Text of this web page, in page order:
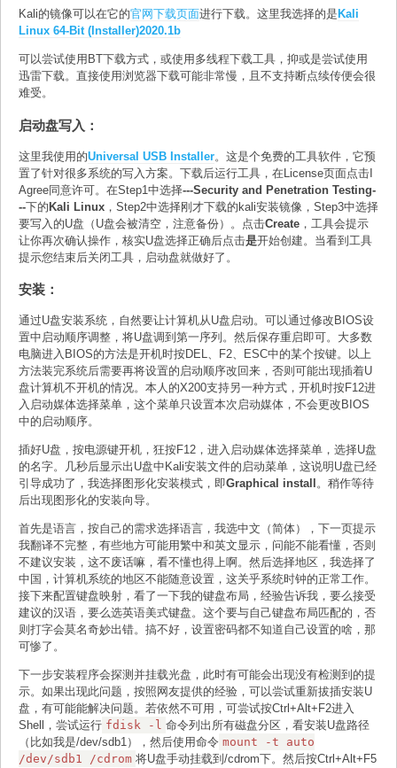
Kali的镜像可以在它的官网下载页面进行下载。这里我选择的是 Kali
Linux 64-Bit (Installer)2020.1b
可以尝试使用BT下载方式，或使用多线程下载工具，抑或是尝试使用
迅雷下载。直接使用浏览器下载可能非常慢，且不支持断点续传便会很
难受。
启动盘写入：
这里我使用的Universal USB Installer。这是个免费的工具软件，它预
置了针对很多系统的写入方案。下载后运行工具，在License页面点击I
Agree同意许可。在Step1中选择---Security and Penetration Testing-
--下的 Kali Linux ，Step2中选择刚才下载的kali安装镜像，Step3中选择
要写入的U盘（U盘会被清空，注意备份）。点击Create ，工具会提示
让你再次确认操作，核实U盘选择正确后点击是开始创建。当看到工具
提示您结束后关闭工具，启动盘就做好了。
安装：
通过U盘安装系统，自然要让计算机从U盘启动。可以通过修改BIOS设
置中启动顺序调整，将U盘调到第一序列。然后保存重启即可。大多数
电脑进入BIOS的方法是开机时按DEL、F2、ESC中的某个按键。以上
方法装完系统后需要再将设置的启动顺序改回来，否则可能出现插着U
盘计算机不开机的情况。本人的X200支持另一种方式，开机时按F12进
入启动媒体选择菜单，这个菜单只设置本次启动媒体，不会更改BIOS
中的启动顺序。
插好U盘，按电源键开机，狂按F12，进入启动媒体选择菜单，选择U盘
的名字。几秒后显示出U盘中Kali安装文件的启动菜单，这说明U盘已经
引导成功了，我选择图形化安装模式，即Graphical install 。稍作等待
后出现图形化的安装向导。
首先是语言，按自己的需求选择语言，我选中文（简体），下一页提示
我翻译不完整，有些地方可能用繁中和英文显示，问能不能看懂，否则
不建议安装，这不废话嘛，看不懂也得上啊。然后选择地区，我选择了
中国，计算机系统的地区不能随意设置，这关乎系统时钟的正常工作。
接下来配置键盘映射，看了一下我的键盘布局，经验告诉我，要么接受
建议的汉语，要么选英语美式键盘。这个要与自己键盘布局匹配的，否
则打字会莫名奇妙出错。搞不好，设置密码都不知道自己设置的啥，那
可惨了。
下一步安装程序会探测并挂载光盘，此时有可能会出现没有检测到的提
示。如果出现此问题，按照网友提供的经验，可以尝试重新拔插安装U
盘，有可能能解决问题。若依然不可用，可尝试按Ctrl+Alt+F2进入
Shell，尝试运行 fdisk -l 命令列出所有磁盘分区，看安装U盘路径
（比如我是/dev/sdb1），然后使用命令 mount -t auto
/dev/sdb1 /cdrom 将U盘手动挂载到/cdrom下。然后按Ctrl+Alt+F5